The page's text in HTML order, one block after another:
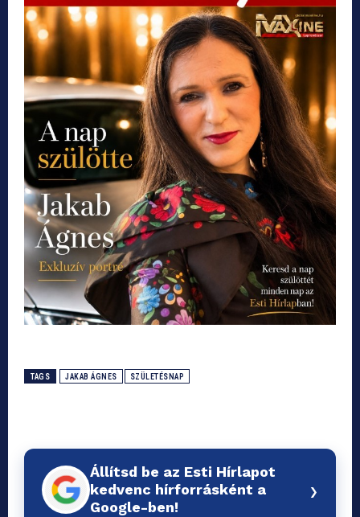
TAGS JAKAB ÁGNES SZÜLETÉSNAP
Állítsd be az Esti Hírlapot
kedvenc hírforrásként a
Google-ben!
›